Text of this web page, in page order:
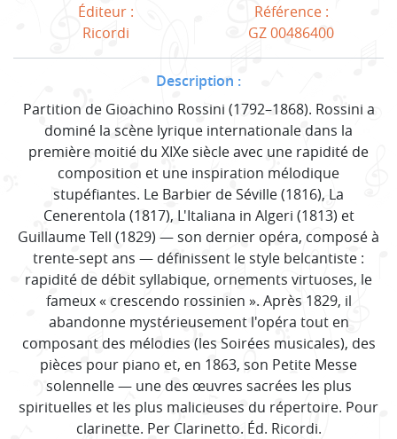
Éditeur :
Ricordi
Référence :
GZ 00486400
Description :
Partition de Gioachino Rossini (1792–1868). Rossini a
dominé la scène lyrique internationale dans la
première moitié du XIXe siècle avec une rapidité de
composition et une inspiration mélodique
stupéfiantes. Le Barbier de Séville (1816), La
Cenerentola (1817), L'Italiana in Algeri (1813) et
Guillaume Tell (1829) — son dernier opéra, composé à
trente-sept ans — définissent le style belcantiste :
rapidité de débit syllabique, ornements virtuoses, le
fameux « crescendo rossinien ». Après 1829, il
abandonne mystérieusement l'opéra tout en
composant des mélodies (les Soirées musicales), des
pièces pour piano et, en 1863, son Petite Messe
solennelle — une des œuvres sacrées les plus
spirituelles et les plus malicieuses du répertoire. Pour
clarinette. Per Clarinetto. Éd. Ricordi.